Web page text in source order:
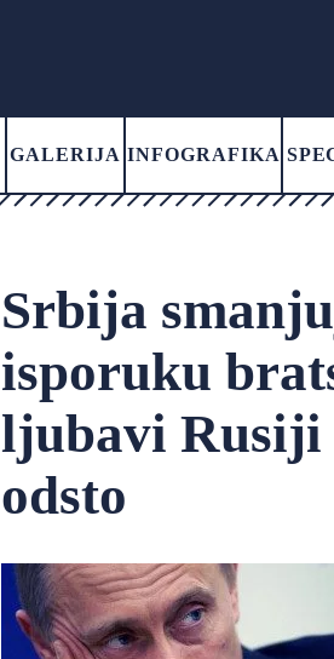
GALERIJA INFOGRAFIKA
Srbija
isporuku
ljubavi Rusiji
odsto